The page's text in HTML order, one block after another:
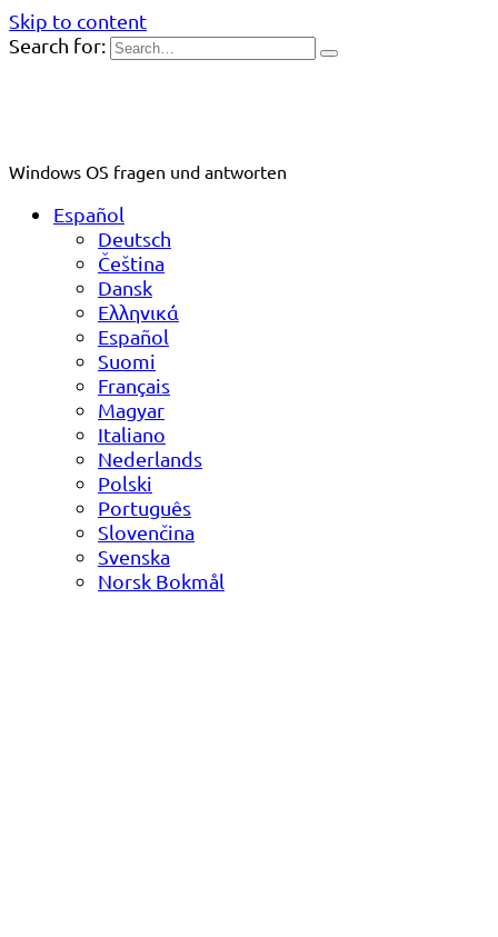
Skip to content
Search for:
Windows OS fragen und antworten
Español
Deutsch
Čeština
Dansk
Ελληνικά
Español
Suomi
Français
Magyar
Italiano
Nederlands
Polski
Português
Slovenčina
Svenska
Norsk Bokmål